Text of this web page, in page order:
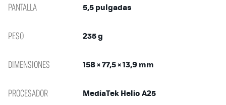
PANTALLA 5,5 pulgadas
PESO 235 g
DIMENSIONES 158 × 77,5 × 13,9 mm
PROCESADOR MediaTek Helio A25